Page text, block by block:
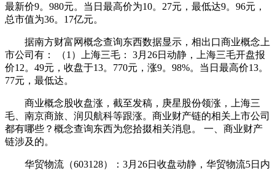
最新价9。980元。当日最高价为10。27元，最低达9。96元，
总市值为36。17亿元。
据南方财富网概念查询东西数据显示，相出口商业概念上
市公司有： （1）上海三毛： 3月26日动静，上海三毛开盘报
价12。49元，收盘于13。770元，涨9。98%。当日最高价13。
77元，最低达。
商业概念股收盘涨，截至发稿，庚星股份领涨，上海三
毛、南京商旅、润贝航科等跟涨。商业财产链的相关上市公司
都有哪些？概念查询东西为您拾掇相关消息。 一、商业财产
链涉及的。
华贸物流（603128）：3月26日收盘动静，华贸物流5日内